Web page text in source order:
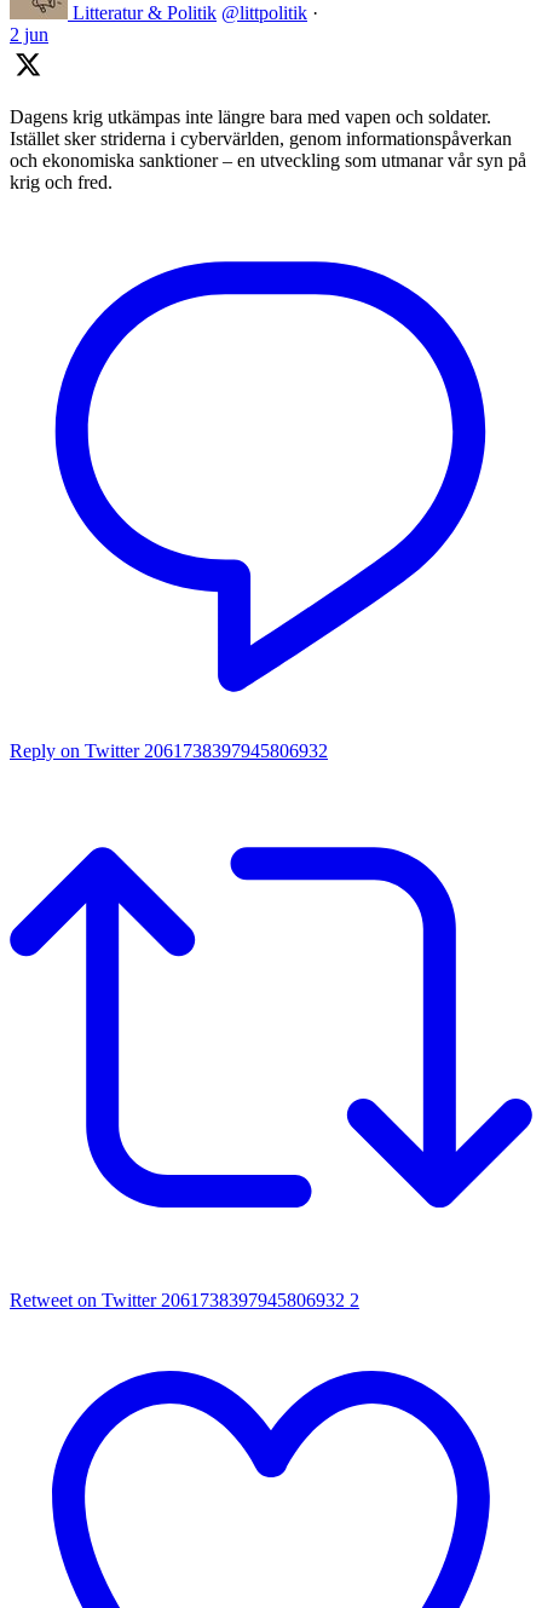
Litteratur & Politik @littpolitik ·
2 jun
Dagens krig utkämpas inte längre bara med vapen och soldater.
Istället sker striderna i cybervärlden, genom informationspåverkan
och ekonomiska sanktioner – en utveckling som utmanar vår syn på
krig och fred.
Reply on Twitter 2061738397945806932
Retweet on Twitter 2061738397945806932 2